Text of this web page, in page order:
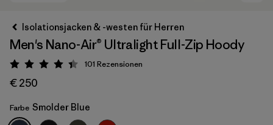
Isolationsjacken & -westen für Herren
Men's Nano-Air® Ultralight Full-Zip Hoody
Bewertung: 4.4 / 5
101 Rezensionen
€ 250
Farbe Smolder Blue